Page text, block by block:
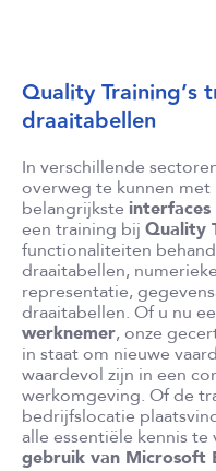
Quality Training’s
draaitabellen
In verschillende
overweg te kunnen met
belangrijkste
een training bij Quality
functionaliteiten
draaitabellen,
representatie,
draaitabellen. Of u nu
werknemer, onze
in staat om nieuwe
waardevol zijn in een
werkomgeving. Of de
bedrijfslocatie
alle essentiële kennis
gebruik van Microsoft